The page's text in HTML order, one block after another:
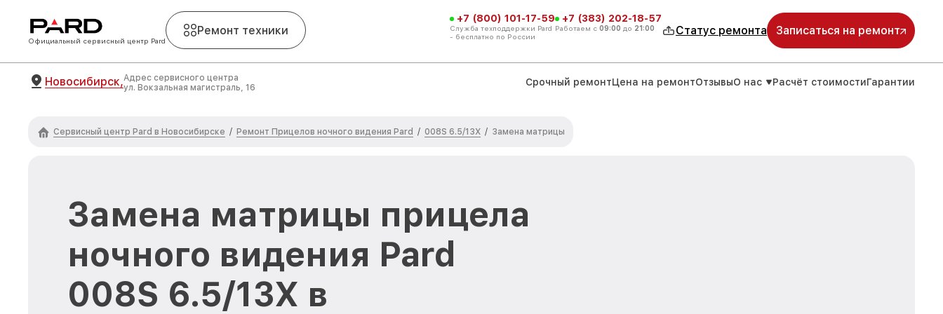
Официальный сервисный центр Pard
Ремонт техники
+7 (800) 101-17-59
Служба техподдержки Pard
- бесплатно по России
+7 (383) 202-18-57
Работаем с 09:00 до 21:00 Статус ремонта Записаться на ремонт
Новосибирск,Адрес сервисного центра
ул. Вокзальная магистраль, 16
Срочный ремонтЦена на ремонтОтзывыО нас Расчёт стоимостиГарантии
Сервисный центр Pard в Новосибирске / Ремонт Прицелов ночного видения Pard / 008S 6.5/13X / Замена матрицы
Замена матрицы прицела
ночного видения Pard
008S 6.5/13X в